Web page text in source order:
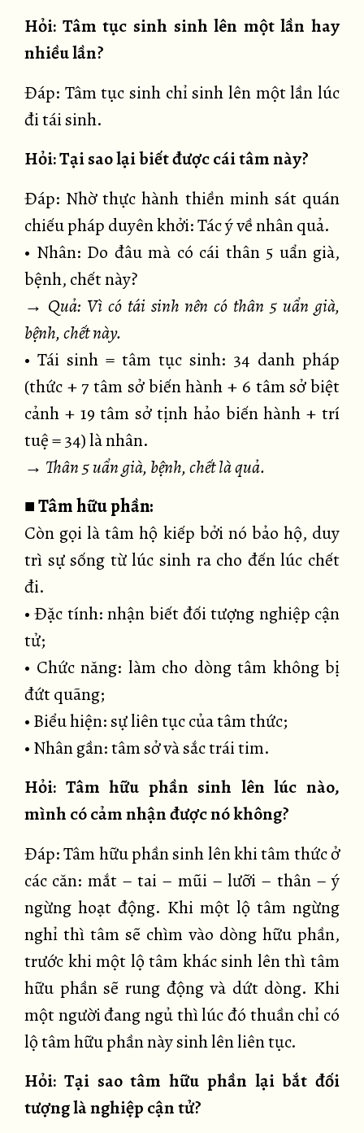
Hỏi: Tâm tục sinh sinh lên một lần hay
nhiều lần?
Đáp: Tâm tục sinh chỉ sinh lên một lần lúc
đi tái sinh.
Hỏi: Tại sao lại biết được cái tâm này?
Đáp: Nhờ thực hành thiền minh sát quán
chiếu pháp duyên khởi: Tác ý về nhân quả.
• Nhân: Do đâu mà có cái thân 5 uẩn già,
bệnh, chết này?
→ Quả: Vì có tái sinh nên có thân 5 uẩn già,
bệnh, chết này.
• Tái sinh = tâm tục sinh: 34 danh pháp
(thức + 7 tâm sở biến hành + 6 tâm sở biệt
cảnh + 19 tâm sở tịnh hảo biến hành + trí
tuệ = 34) là nhân.
→ Thân 5 uẩn già, bệnh, chết là quả.
■Tâm hữu phần:
Còn gọi là tâm hộ kiếp bởi nó bảo hộ, duy
trì sự sống từ lúc sinh ra cho đến lúc chết
đi.
• Đặc tính: nhận biết đối tượng nghiệp cận
tử;
• Chức năng: làm cho dòng tâm không bị
đứt quãng;
• Biểu hiện: sự liên tục của tâm thức;
• Nhân gần: tâm sở và sắc trái tim.
Hỏi: Tâm hữu phần sinh lên lúc nào,
mình có cảm nhận được nó không?
Đáp: Tâm hữu phần sinh lên khi tâm thức ở
các căn: mắt – tai – mũi – lưỡi – thân – ý
ngừng hoạt động. Khi một lộ tâm ngừng
nghỉ thì tâm sẽ chìm vào dòng hữu phần,
trước khi một lộ tâm khác sinh lên thì tâm
hữu phần sẽ rung động và dứt dòng. Khi
một người đang ngủ thì lúc đó thuần chỉ có
lộ tâm hữu phần này sinh lên liên tục.
Hỏi: Tại sao tâm hữu phần lại bắt đối
tượng là nghiệp cận tử?